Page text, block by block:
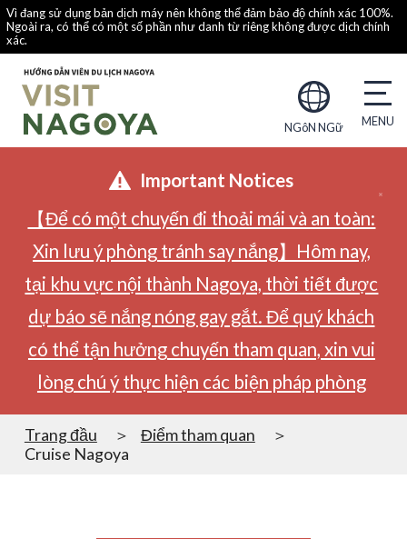
Vì đang sử dụng bản dịch máy nên không thể đảm bảo độ chính xác 100%.
Ngoài ra, có thể có một số phần như danh từ riêng không được dịch chính
xác.
NGôN NGữ
Important Notices
【Để có một chuyến đi thoải mái và an toàn:
Xin lưu ý phòng tránh say nắng】Hôm nay,
tại khu vực nội thành Nagoya, thời tiết được
dự báo sẽ nắng nóng gay gắt. Để quý khách
có thể tận hưởng chuyến tham quan, xin vui
lòng chú ý thực hiện các biện pháp phòng
Trang đầu
Điểm tham quan
Cruise Nagoya